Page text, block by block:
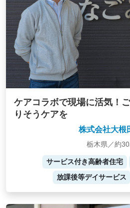
ケアコラボで現場に活気！
りそうケアを
株式会社大根
栃木県／約30
サービス付き高齢者住宅
放課後等デイサービス